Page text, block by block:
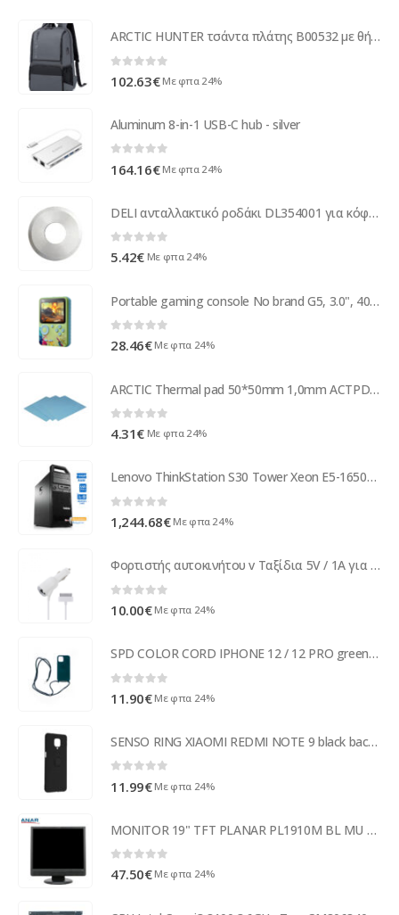
ARCTIC HUNTER τσάντα πλάτης B00532 με θήκη laptop 15.6", USB, 28L, γκρι
102.63€ Με φπα 24%
Aluminum 8-in-1 USB-C hub - silver
164.16€ Με φπα 24%
DELI ανταλλακτικό ροδάκι DL354001 για κόφτη πλακιδίων, 15mm, 88HRA
0 out of 5
5.42€ Με φπα 24%
Portable gaming console No brand G5, 3.0", 400 Built-in games, pink, blue and green - 13034
0 out of 5
28.46€ Με φπα 24%
ARCTIC Thermal pad 50*50mm 1,0mm ACTPD00002A
0out of 5
4.31€ Με φπα 24%
Lenovo ThinkStation S30 Tower Xeon E5-1650v2(6-Cores)/16GB DDR3/256GB SSD/Nvidia 3GB/DVD/8P Grade A+ ( 97290 )
0 out of 5
1,244.68€ Με φπα 24%
Φορτιστής αυτοκινήτου v Ταξίδια 5V / 1A για Iphone 4-14025
10.00€ Με φπα 24%
SPD COLOR CORD IPHONE 12 / 12 PRO green backcover
11.90€ Με φπα 24%
SENSO RING XIAOMI REDMI NOTE 9 black backcover
11.99€ Με φπα 24%
MONITOR 19" TFT PLANAR PL1910M BL MU NO BASE GB
0out of 5
47.50€ Με φπα 24%